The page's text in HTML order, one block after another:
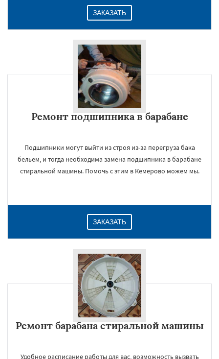
ЗАКАЗАТЬ
Ремонт подшипника в барабане
Подшипники могут выйти из строя из-за перегруза бака
бельем, и тогда необходима замена подшипника в барабане
стиральной машины. Помочь с этим в Кемерово можем мы.
ЗАКАЗАТЬ
Ремонт барабана стиральной машины
Удобное расписание работы для вас, возможность вызвать